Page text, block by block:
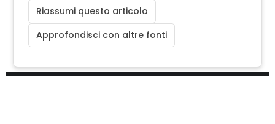
Riassumi questo articolo
Approfondisci con altre fonti